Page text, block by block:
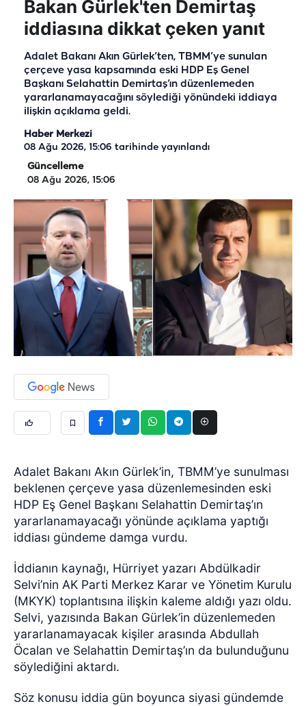
Bakan Gürlek'ten Demirtaş
iddiasına dikkat çeken yanıt
Adalet Bakanı Akın Gürlek’ten, TBMM’ye sunulan
çerçeve yasa kapsamında eski HDP Eş Genel
Başkanı Selahattin Demirtaş’ın düzenlemeden
yararlanamayacağını söylediği yönündeki iddiaya
ilişkin açıklama geldi.
Haber Merkezi
08 Ağu 2026, 15:06 tarihinde yayınlandı
Güncelleme
08 Ağu 2026, 15:06
Adalet Bakanı Akın Gürlek’in, TBMM’ye sunulması
beklenen çerçeve yasa düzenlemesinden eski
HDP Eş Genel Başkanı Selahattin Demirtaş’ın
yararlanamayacağı yönünde açıklama yaptığı
iddiası gündeme damga vurdu.
İddianın kaynağı, Hürriyet yazarı Abdülkadir
Selvi’nin AK Parti Merkez Karar ve Yönetim Kurulu
(MKYK) toplantısına ilişkin kaleme aldığı yazı oldu.
Selvi, yazısında Bakan Gürlek’in düzenlemeden
yararlanamayacak kişiler arasında Abdullah
Öcalan ve Selahattin Demirtaş’ın da bulunduğunu
söylediğini aktardı.
Söz konusu iddia gün boyunca siyasi gündemde